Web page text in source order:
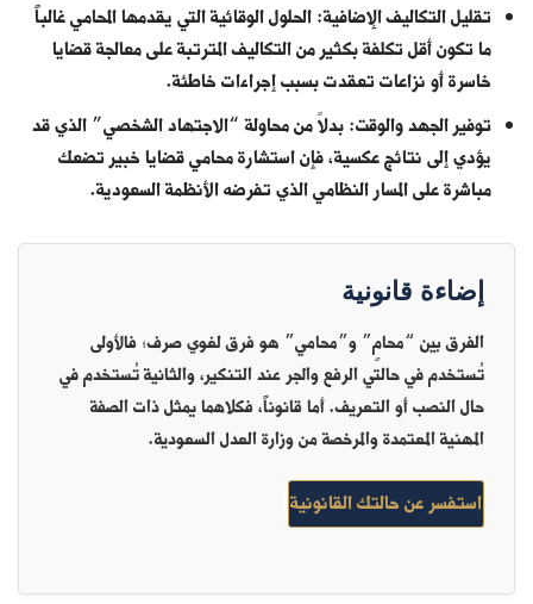
تقليل التكاليف الإضافية: الحلول الوقائية التي يقدمها المحامي غالباً
ما تكون أقل تكلفة بكثير من التكاليف المترتبة على معالجة قضايا
خاسرة أو نزاعات تعقدت بسبب إجراءات خاطئة.
توفير الجهد والوقت: بدلاً من محاولة “الاجتهاد الشخصي” الذي قد
يؤدي إلى نتائج عكسية، فإن استشارةمحامي قضاياخبير تضعك
مباشرة على المسار النظامي الذي تفرضه الأنظمة السعودية.
إضاءة قانونية
الفرق بين “محامٍ” و”محامي” هو فرق لغوي صرف؛ فالأولى
تُستخدم في حالتي الرفع والجر عند التنكير، والثانية تُستخدم في
حال النصب أو التعريف. أما قانوناً، فكلاهما يمثل ذات الصفة
المهنية المعتمدة والمرخصة من وزارة العدل السعودية.
استفسر عن حالتك القانونية